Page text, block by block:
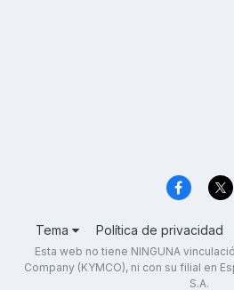
Tema Política de privacidad
Esta web no tiene NINGUNA
Company (KYMCO), ni con su filial en
S.A.